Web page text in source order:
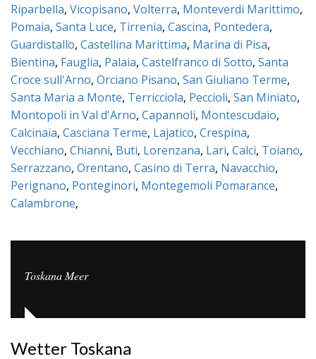
Riparbella, Vicopisano, Volterra, Monteverdi Marittimo,
Pomaia, Santa Luce, Tirrenia, Cascina, Pontedera,
Guardistallo, Castellina Marittima, Marina di Pisa,
Bientina, Fauglia, Palaia, Castelfranco di Sotto, Santa
Croce sull'Arno, Orciano Pisano, San Giuliano Terme,
Santa Maria a Monte, Terricciola, Peccioli, San Miniato,
Montopoli in Val d'Arno, Capannoli, Montescudaio,
Calcinaia, Casciana Terme, Lajatico, Crespina,
Vecchiano, Chianni, Buti, Lorenzana, Lari, Calci, Toiano,
Serrazzano, Orentano, Casino di Terra, Navacchio,
Perignano, Ponteginori, Montegemoli Pomarance,
Calambrone,
Toskana Meer
Wetter Toskana